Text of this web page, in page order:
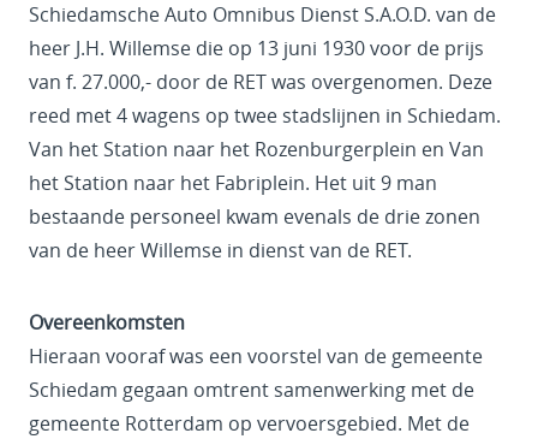
Schiedamsche Auto Omnibus Dienst S.A.O.D. van de
heer J.H. Willemse die op 13 juni 1930 voor de prijs
van f. 27.000,- door de RET was overgenomen. Deze
reed met 4 wagens op twee stadslijnen in Schiedam.
Van het Station naar het Rozenburgerplein en Van
het Station naar het Fabriplein. Het uit 9 man
bestaande personeel kwam evenals de drie zonen
van de heer Willemse in dienst van de RET.
Overeenkomsten
Hieraan vooraf was een voorstel van de gemeente
Schiedam gegaan omtrent samenwerking met de
gemeente Rotterdam op vervoersgebied. Met de